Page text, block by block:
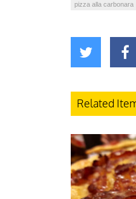
pizza alla carbonara
Related